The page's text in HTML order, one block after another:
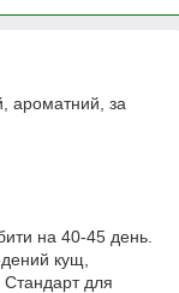
ароматний, за
на 40-45 день.
кущ,
для